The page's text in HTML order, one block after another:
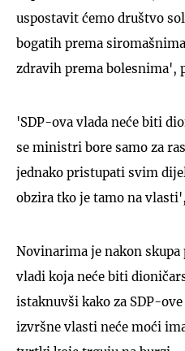
uspostavit ćemo društvo
bogatih prema
zdravih prema bolesnima',
'SDP-ova vlada neće biti
se ministri bore samo za
jednako pristupati svim
obzira tko je tamo na
Novinarima je nakon
vladi koja neće biti
istaknuvši kako za SDP-
izvršne vlasti neće moći